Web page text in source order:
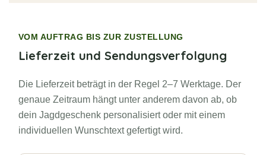
VOM AUFTRAG BIS ZUR ZUSTELLUNG
Lieferzeit und Sendungsverfolgung
Die Lieferzeit beträgt in der Regel 2–7 Werktage. Der
genaue Zeitraum hängt unter anderem davon ab, ob
dein Jagdgeschenk personalisiert oder mit einem
individuellen Wunschtext gefertigt wird.